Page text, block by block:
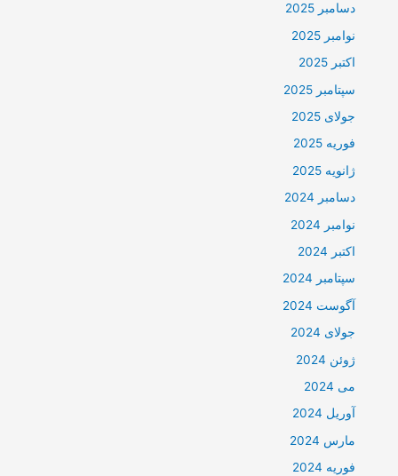
دسامبر 2025
نوامبر 2025
اکتبر 2025
سپتامبر 2025
جولای 2025
فوریه 2025
ژانویه 2025
دسامبر 2024
نوامبر 2024
اکتبر 2024
سپتامبر 2024
آگوست 2024
جولای 2024
ژوئن 2024
می 2024
آوریل 2024
مارس 2024
فوریه 2024